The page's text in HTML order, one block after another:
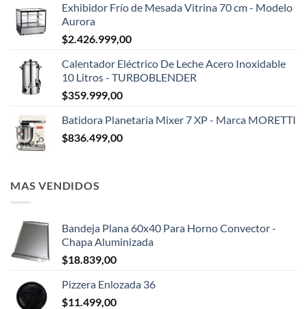
Exhibidor Frío de Mesada Vitrina 70 cm - Modelo
Aurora
$2.426.999,00
Calentador Eléctrico De Leche Acero Inoxidable
10 Litros - TURBOBLENDER
$359.999,00
Batidora Planetaria Mixer 7 XP - Marca MORETTI
$836.499,00
MAS VENDIDOS
Bandeja Plana 60x40 Para Horno Convector -
Chapa Aluminizada
$18.839,00
Pizzera Enlozada 36
$11.499,00